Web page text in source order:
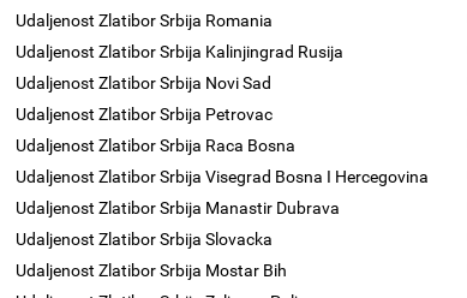
Udaljenost Zlatibor Srbija Romania
Udaljenost Zlatibor Srbija Kalinjingrad Rusija
Udaljenost Zlatibor Srbija Novi Sad
Udaljenost Zlatibor Srbija Petrovac
Udaljenost Zlatibor Srbija Raca Bosna
Udaljenost Zlatibor Srbija Visegrad Bosna I Hercegovina
Udaljenost Zlatibor Srbija Manastir Dubrava
Udaljenost Zlatibor Srbija Slovacka
Udaljenost Zlatibor Srbija Mostar Bih